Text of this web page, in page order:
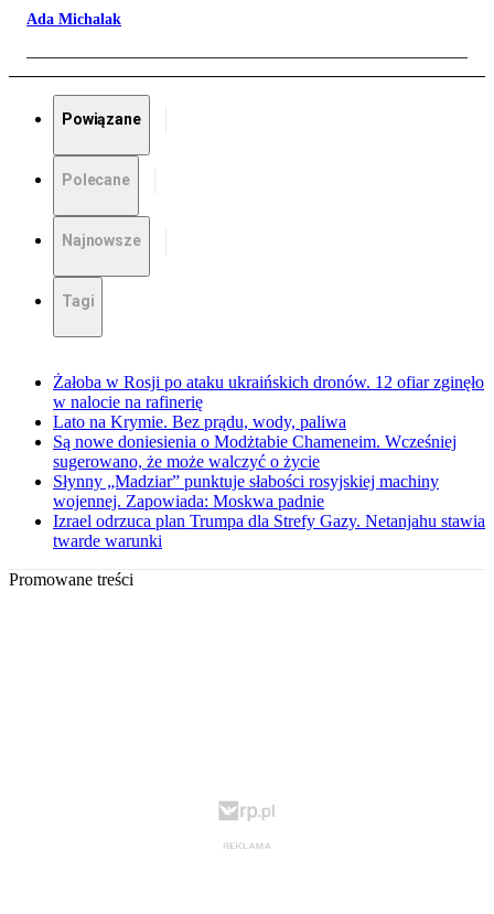
Ada Michalak
Powiązane
Polecane
Najnowsze
Tagi
Żałoba w Rosji po ataku ukraińskich dronów. 12 ofiar zginęło
w nalocie na rafinerię
Lato na Krymie. Bez prądu, wody, paliwa
Są nowe doniesienia o Modżtabie Chameneim. Wcześniej
sugerowano, że może walczyć o życie
Słynny „Madziar” punktuje słabości rosyjskiej machiny
wojennej. Zapowiada: Moskwa padnie
Izrael odrzuca plan Trumpa dla Strefy Gazy. Netanjahu stawia
twarde warunki
Promowane treści